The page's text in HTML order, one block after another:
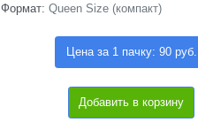
Формат: Queen Size (компакт)
Цена за 1 пачку: 90 руб.
Добавить в корзину